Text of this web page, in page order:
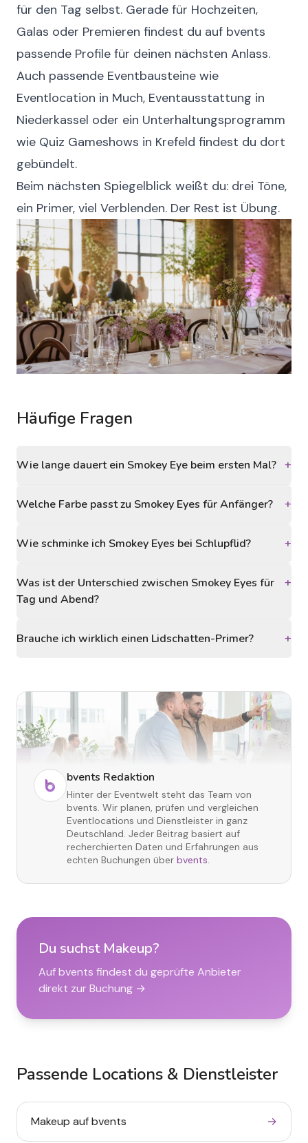
für den Tag selbst. Gerade für Hochzeiten,
Galas oder Premieren findest du auf bvents
passende Profile für deinen nächsten Anlass.
Auch passende Eventbausteine wie
Eventlocation in Much, Eventausstattung in
Niederkassel oder ein Unterhaltungsprogramm
wie Quiz Gameshows in Krefeld findest du dort
gebündelt.
Beim nächsten Spiegelblick weißt du: drei Töne,
ein Primer, viel Verblenden. Der Rest ist Übung.
Häufige Fragen
Wie lange dauert ein Smokey Eye beim ersten Mal? +
Welche Farbe passt zu Smokey Eyes für Anfänger? +
Wie schminke ich Smokey Eyes bei Schlupflid? +
Was ist der Unterschied zwischen Smokey Eyes für
Tag und Abend?
+
Brauche ich wirklich einen Lidschatten-Primer? +
bvents Redaktion
Hinter der Eventwelt steht das Team von
bvents. Wir planen, prüfen und vergleichen
Eventlocations und Dienstleister in ganz
Deutschland. Jeder Beitrag basiert auf
recherchierten Daten und Erfahrungen aus
echten Buchungen über bvents.
Du suchst Makeup?
Auf bvents findest du geprüfte Anbieter
direkt zur Buchung →
Passende Locations & Dienstleister
Makeup auf bvents →